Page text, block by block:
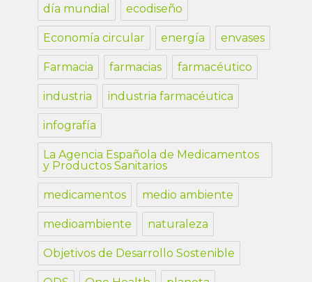
día mundial ecodiseño
Economía circular energía envases
Farmacia farmacias farmacéutico
industria industria farmacéutica
infografía
La Agencia Española de Medicamentos
y Productos Sanitarios
medicamentos medio ambiente
medioambiente naturaleza
Objetivos de Desarrollo Sostenible